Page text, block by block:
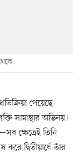
পেয়েছে।
সামান্থার অভিনয়।
ক্ষেত্রেই তিনি
দ্বিতীয়ার্ধে তাঁর